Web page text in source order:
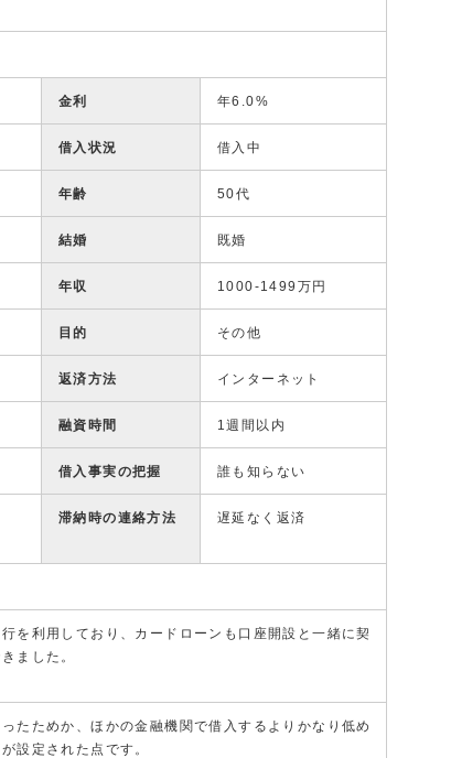
金利 年6.0%
借入状況 借入中
年齢 50代
結婚 既婚
年収 1000-1499万円
目的 その他
返済方法 インターネット
融資時間 1週間以内
借入事実の把握 誰も知らない
滞納時の連絡方法 遅延なく返済
を利用しており、カードローンも口座開設と一緒に契
ました。
たためか、ほかの金融機関で借入するよりかなり低め
設定された点です。